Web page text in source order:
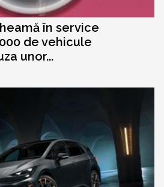
în service
de vehicule
unor...